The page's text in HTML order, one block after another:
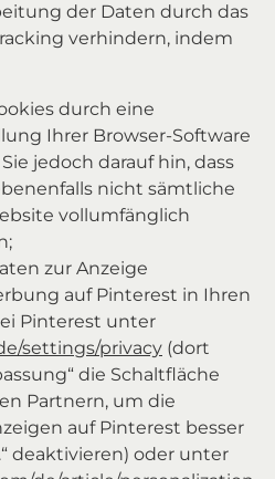
der Daten durch das
verhindern, indem
durch eine
Ihrer Browser-Software
jedoch darauf hin, dass
nicht sämtliche
vollumfänglich
zur Anzeige
auf Pinterest in Ihren
Pinterest unter
settings/privacy (dort
die Schaltfläche
Partnern, um die
auf Pinterest besser
deaktivieren) oder unter